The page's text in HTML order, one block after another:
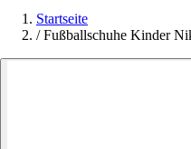
Startseite
/ Fußballschuhe Kinder